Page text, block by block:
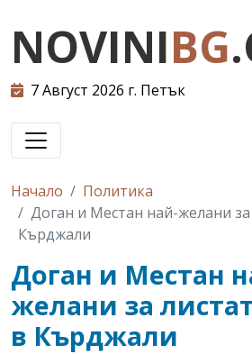
NOVINIBG
7 Август 2026 г. Петък
Начало
Политика
Доган и Местан най-желани
Кърджали
Доган и Местан
желани за
в Кърджали